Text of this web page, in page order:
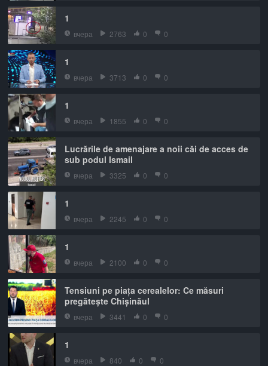
1
вчера 2763 0 0
1
вчера 3713 0 0
1
вчера 1855 0 0
Lucrările de amenajare a noii căi de acces de
sub podul Ismail
вчера 3325 0 0
1
вчера 2245 0 0
1
вчера 2100 0 0
Tensiuni pe piața cerealelor: Ce măsuri
pregătește Chișinăul
вчера 3441 0 0
1
вчера 840 0 0